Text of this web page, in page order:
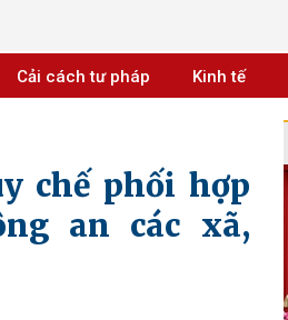
Cải cách tư pháp Kinh tế
chế phối hợp
an các xã,